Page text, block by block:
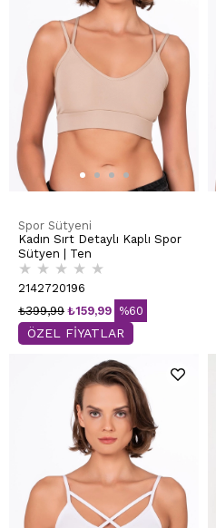
Spor Sütyeni
Kadın Sırt Detaylı Kaplı Spor
Sütyen | Ten
★ ★ ★ ★ ★
2142720196
₺159,99
₺399,99 %60
ÖZEL FİYATLAR